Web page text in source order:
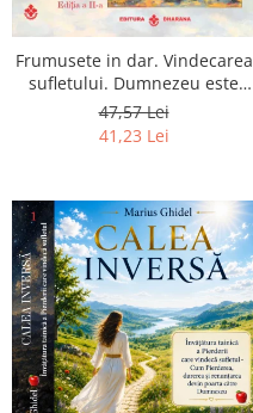
Frumusete in dar. Vindecarea
sufletului. Dumnezeu este
chiar dragostea ta. Editia a 2-
a
47,57 Lei
41,23 Lei